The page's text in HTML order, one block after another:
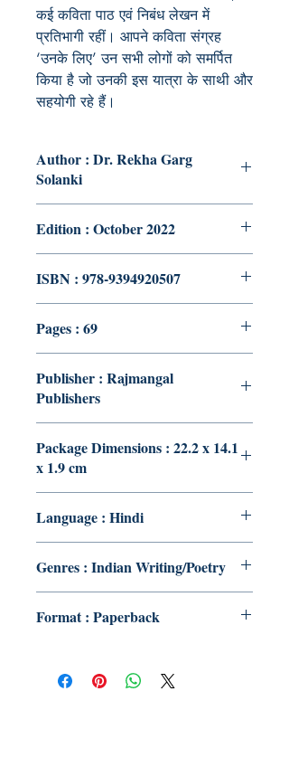
कई कविता पाठ एवं निबंध लेखन में
प्रतिभागी रहीं। आपने कविता संग्रह
‘उनके लिए’ उन सभी लोगों को समर्पित
किया है जो उनकी इस यात्रा के साथी और
सहयोगी रहे हैं।
Author : Dr. Rekha Garg
Solanki
Edition : October 2022
ISBN : 978-9394920507
Pages : 69
Publisher : Rajmangal
Publishers
Package Dimensions : 22.2 x 14.1
x 1.9 cm
Language : Hindi
Genres : Indian Writing/Poetry
Format : Paperback